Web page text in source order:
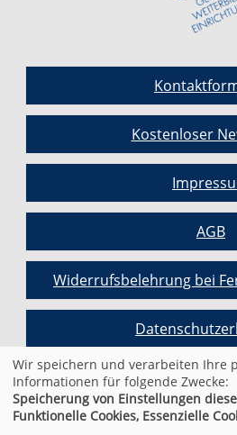
Kostenloser
AGB
Widerrufsbelehrung bei
Cookie
Wir speichern und verarbeiten Ihre
Informationen für folgende Zwecke:
Speicherung von Einstellungen
Funktionelle Cookies, Essenzielle